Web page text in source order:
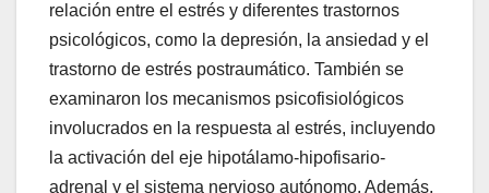
relación entre el estrés y diferentes trastornos
psicológicos, como la depresión, la ansiedad y el
trastorno de estrés postraumático. También se
examinaron los mecanismos psicofisiológicos
involucrados en la respuesta al estrés, incluyendo
la activación del eje hipotálamo-hipofisario-
adrenal y el sistema nervioso autónomo. Además,